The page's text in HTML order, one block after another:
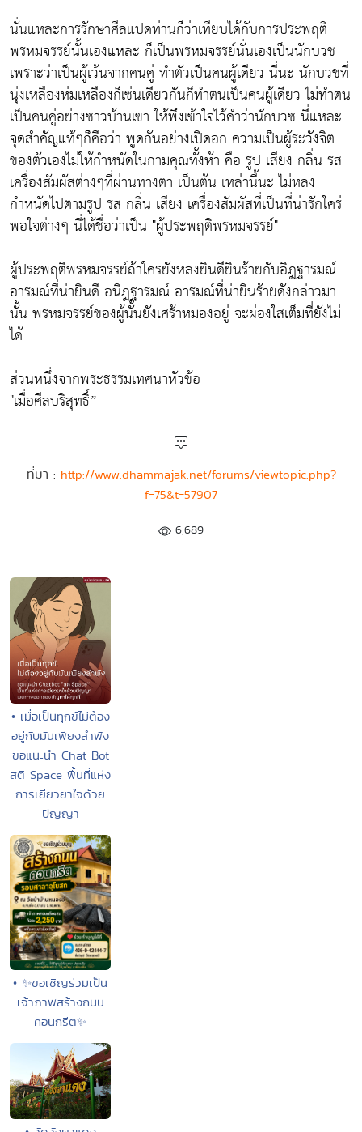
นั่นแหละการรักษาศีลแปดท่านก็ว่าเทียบได้กับการประพฤติ
พรหมจรรย์นั้นเองแหละ ก็เป็นพรหมจรรย์นั่นเองเป็นนักบวช
เพราะว่าเป็นผู้เว้นจากคนคู่ ทำตัวเป็นคนผู้เดียว นี่นะ นักบวชที่
นุ่งเหลืองห่มเหลืองก็เช่นเดียวกันก็ทำตนเป็นคนผู้เดียว ไม่ทำตน
เป็นคนคู่อย่างชาวบ้านเขา ให้พึงเข้าใจไว้คำว่านักบวช นี่แหละ
จุดสำคัญแท้ๆก็คือว่า พูดกันอย่างเปิดอก ความเป็นผู้ระวังจิต
ของตัวเองไม่ให้กำหนัดในกามคุณทั้งห้า คือ รูป เสียง กลิ่น รส
เครื่องสัมผัสต่างๆที่ผ่านทางตา เป็นต้น เหล่านี้นะ ไม่หลง
กำหนัดไปตามรูป รส กลิ่น เสียง เครื่องสัมผัสที่เป็นที่น่ารักใคร่
พอใจต่างๆ นี่ได้ชื่อว่าเป็น "ผู้ประพฤติพรหมจรรย์"
ผู้ประพฤติพรหมจรรย์ถ้าใครยังหลงยินดียินร้ายกับอิฎฐารมณ์
อารมณ์ที่น่ายินดี อนิฎฐารมณ์ อารมณ์ที่น่ายินร้ายดังกล่าวมา
นั้น พรหมจรรย์ของผู้นั้นยังเศร้าหมองอยู่ จะผ่องใสเต็มที่ยังไม่
ได้
ส่วนหนึ่งจากพระธรรมเทศนาหัวข้อ
"เมื่อศีลบริสุทธิ์”
ที่มา : http://www.dhammajak.net/forums/viewtopic.php?
f=75&t=57907
6,689
• เมื่อเป็นทุกข์ไม่ต้อง
อยู่กับมันเพียงลำพัง
ขอแนะนำ Chat Bot
สติ Space พื้นที่แห่ง
การเยียวยาใจด้วย
ปัญญา
• ✨ขอเชิญร่วมเป็น
เจ้าภาพสร้างถนน
คอนกรีต✨